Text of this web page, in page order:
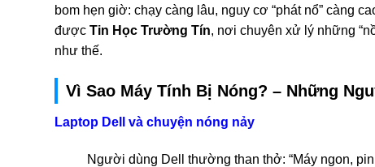
bom hẹn giờ: chạy càng lâu, nguy cơ “phát nổ” càng
được Tin Học Trường Tín, nơi chuyên xử lý những
như thế.
Vì Sao Máy Tính Bị Nóng? – Những
Laptop Dell và chuyện nóng nảy
Người dùng Dell thường than thở: “Máy ngon,